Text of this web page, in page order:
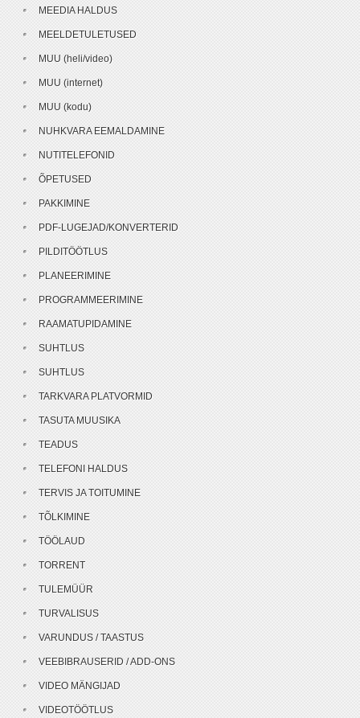
MEEDIA HALDUS
MEELDETULETUSED
MUU (heli/video)
MUU (internet)
MUU (kodu)
NUHKVARA EEMALDAMINE
NUTITELEFONID
ÕPETUSED
PAKKIMINE
PDF-LUGEJAD/KONVERTERID
PILDITÖÖTLUS
PLANEERIMINE
PROGRAMMEERIMINE
RAAMATUPIDAMINE
SUHTLUS
SUHTLUS
TARKVARA PLATVORMID
TASUTA MUUSIKA
TEADUS
TELEFONI HALDUS
TERVIS JA TOITUMINE
TÕLKIMINE
TÖÖLAUD
TORRENT
TULEMÜÜR
TURVALISUS
VARUNDUS / TAASTUS
VEEBIBRAUSERID / ADD-ONS
VIDEO MÄNGIJAD
VIDEOTÖÖTLUS